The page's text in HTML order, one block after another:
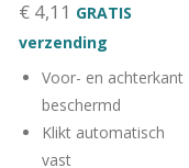
€ 4,11 GRATIS
verzending
Voor- en achterkant
beschermd
Klikt automatisch
vast